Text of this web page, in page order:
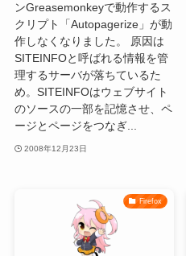
ンGreasemonkeyで動作するス
クリプト「Autopagerize」が動
作しなくなりました。 原因は
SITEINFOと呼ばれる情報を管
理するサーバが落ちているた
め。SITEINFOはウェブサイト
のソースの一部を記憶させ、ペ
ージとページをつなぎ...
2008年12月23日
Firefox